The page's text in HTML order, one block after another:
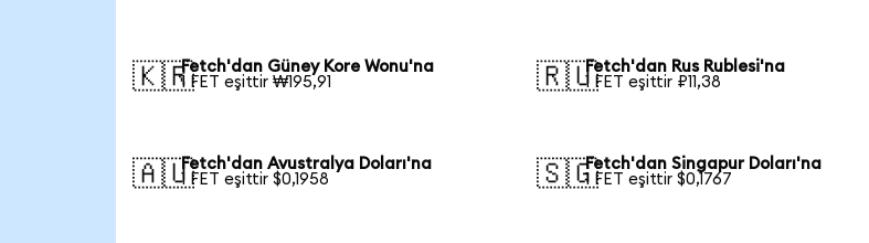
🇰🇷Fetch'dan Güney Kore Wonu'na
1 FET eşittir ₩195,91
🇷🇺Fetch'dan Rus Rublesi'na
1 FET eşittir ₽11,38
🇦🇺Fetch'dan Avustralya Doları'na
1 FET eşittir $0,1958
🇸🇬Fetch'dan Singapur Doları'na
1 FET eşittir $0,1767